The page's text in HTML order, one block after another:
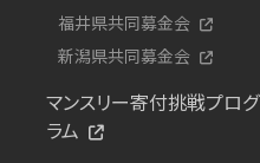
福井県共同募金会
新潟県共同募金会
マンスリー寄付挑戦プログ
ラム